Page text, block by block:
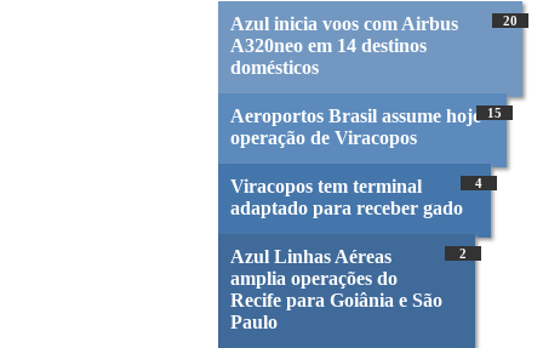
Azul inicia voos com Airbus
A320neo em 14 destinos
domésticos
20
Aeroportos Brasil assume hoje
operação de Viracopos
15
Viracopos tem terminal
adaptado para receber gado
4
Azul Linhas Aéreas
amplia operações do
Recife para Goiânia e São
Paulo
2